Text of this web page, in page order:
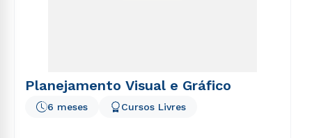
Planejamento Visual e Gráfico
6 meses Cursos Livres